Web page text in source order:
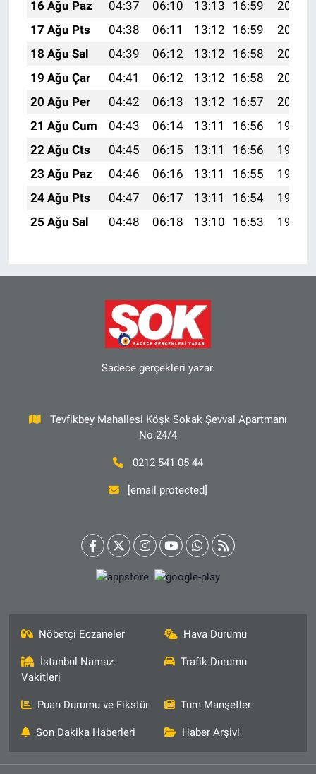
16 Ağu Paz
04:37 06:10 13:13 16:59
20:05
17 Ağu Pts
04:38 06:11 13:12 16:59
20:04
18 Ağu Sal
04:39 06:12 13:12 16:58
20:03
19 Ağu Çar
04:41 06:12 13:12 16:58
20:01
20 Ağu Per
04:42 06:13 13:12 16:57
20:00
21 Ağu Cum
04:43 06:14 13:11 16:56
19:58
22 Ağu Cts
04:45 06:15 13:11 16:56
19:57
23 Ağu Paz
04:46 06:16 13:11 16:55
19:56
24 Ağu Pts
04:47 06:17 13:11 16:54
19:54
25 Ağu Sal
04:48 06:18 13:10 16:53 19:53
Sadece gerçekleri yazar.
Tevfikbey Mahallesi Köşk Sokak Şevval Apartmanı
No:24/4
0212 541 05 44
[email protected]
Nöbetçi Eczaneler Hava Durumu
İstanbul Namaz
Vakitleri
Trafik Durumu
Puan Durumu ve Fikstür Tüm Manşetler
Son Dakika Haberleri Haber Arşivi